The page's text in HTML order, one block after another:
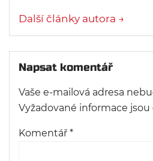
Další články autora →
Napsat komentář
Vaše e-mailová adresa
Vyžadované informace jsou
Komentář *